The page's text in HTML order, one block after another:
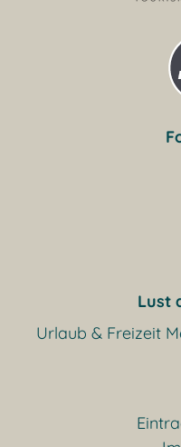
Lust
Urlaub & Freizeit